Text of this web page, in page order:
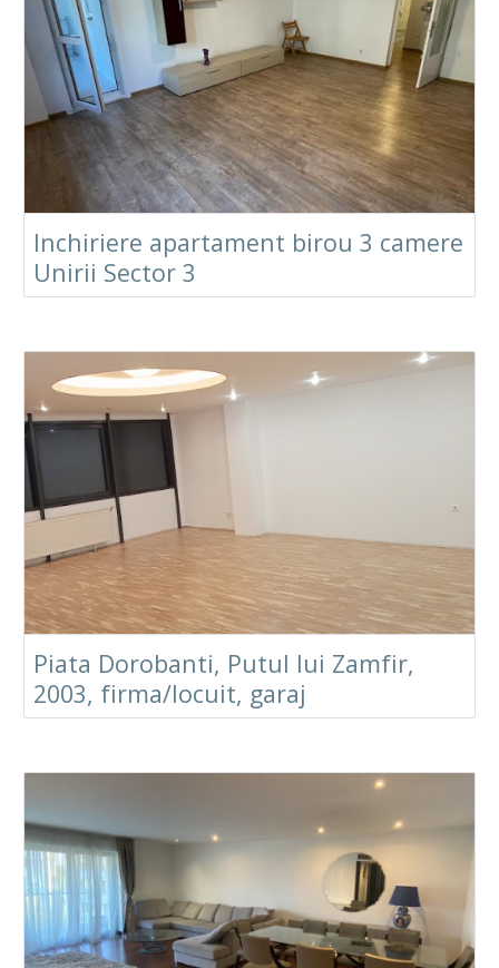
Inchiriere apartament birou 3 camere
Unirii Sector 3
Piata Dorobanti, Putul lui Zamfir,
2003, firma/locuit, garaj